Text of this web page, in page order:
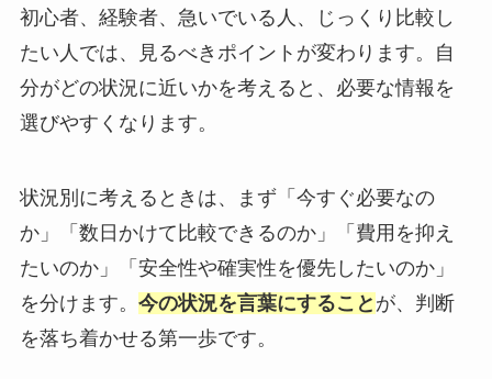
初心者、経験者、急いでいる人、じっくり比較し
たい人では、見るべきポイントが変わります。自
分がどの状況に近いかを考えると、必要な情報を
選びやすくなります。
状況別に考えるときは、まず「今すぐ必要なの
か」「数日かけて比較できるのか」「費用を抑え
たいのか」「安全性や確実性を優先したいのか」
を分けます。 今の状況を言葉にすること が、判断
を落ち着かせる第一歩です。